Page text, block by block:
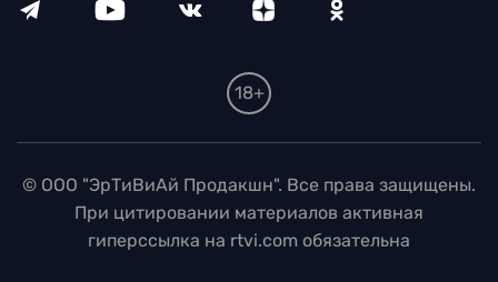
18+
© ООО "ЭрТиВиАй Продакшн". Все права защищены.
При цитировании материалов активная
гиперссылка на rtvi.com обязательна